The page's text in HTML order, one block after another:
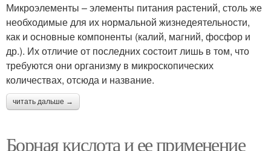
Микроэлементы – элементы питания растений, столь же
необходимые для их нормальной жизнедеятельности,
как и основные компоненты (калий, магний, фосфор и
др.). Их отличие от последних состоит лишь в том, что
требуются они организму в микроскопических
количествах, отсюда и название.
читать дальше →
Борная кислота и ее применение